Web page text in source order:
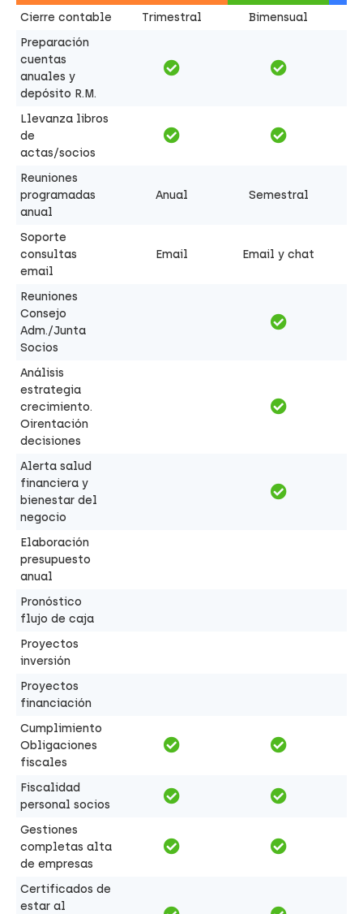
Cierre contable Trimestral
Bimensual
Preparación
cuentas
anuales y
depósito R.M.
Llevanza libros
de
actas/socios
Reuniones
programadas
anual
Anual Semestral
Soporte
consultas
email
Email Email y chat
Reuniones
Consejo
Adm./Junta
Socios
Análisis
estrategia
crecimiento.
Oirentación
decisiones
Alerta salud
financiera y
bienestar del
negocio
Elaboración
presupuesto
anual
Pronóstico
flujo de caja
Proyectos
inversión
Proyectos
financiación
Cumplimiento
Obligaciones
fiscales
Fiscalidad
personal socios
Gestiones
completas alta
de empresas
Certificados de
estar al